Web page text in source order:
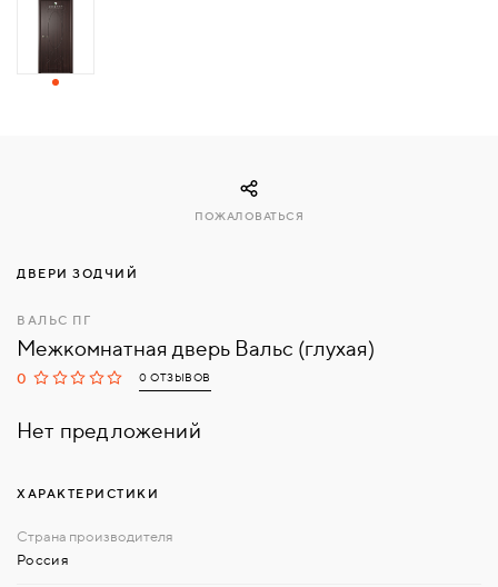
ДВЕРИ ЗОДЧИЙ
ВАЛЬС ПГ
Межкомнатная дверь Вальс (глухая)
0 0 ОТЗЫВОВ
Нет предложений
ПОЖАЛОВАТЬСЯ
ХАРАКТЕРИСТИКИ
Россия